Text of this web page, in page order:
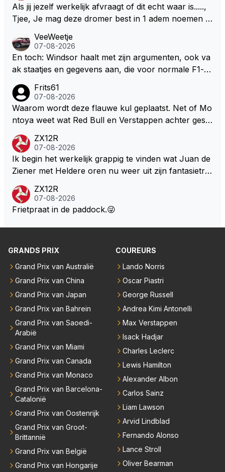
Als jij jezelf werkelijk afvraagt of dit echt waar is.....,
Tjee, Je mag deze dromer best in 1 adem noemen m
aar voordragen uit eigen geest. Kan mij voorstellen d
at je het leuk vindt sprookjes te luisteren maar heb jij
jezelf dan ook wel eens afgevraagd of de dappere b
ze wolff gesneden heeft?
VeeWeetje
07-08-2026
En toch: Windsor haalt met zijn argumenten, ook va
ak staatjes en gegevens aan, die voor normale F1-fa
okies made of your own dough" 🤣
Frits61
07-08-2026
Waarom wordt deze flauwe kul geplaatst. Net of Mo
ntoya weet wat Red Bull en Verstappen achter geslo
ZX12R
07-08-2026
Ik begin het werkelijk grappig te vinden wat Juan de
Ziener met Heldere oren nu weer uit zijn fantasietro
zijn eigen lege geest, of, hij behoort tot de intimi van
Team Verstappen...., Praten doet ie in iedergeval ma
ZX12R
07-08-2026
Frietpraat in de paddock.😜
GRANDS PRIX
Grand Prix van Australië
Grand Prix van China
Grand Prix van Japan
Grand Prix van Bahrein
Grand Prix van Saoedi-
Arabië
Grand Prix van Miami
Grand Prix van Canada
Grand Prix van Monaco
Grand Prix van Barcelona-
Catalonië
Grand Prix van Oostenrijk
Grand Prix van Groot-
Brittannië
Grand Prix van België
Grand Prix van Hongarije
COUREURS
Lando Norris
Oscar Piastri
George Russell
Andrea Kimi Antonelli
Max Verstappen
Isack Hadjar
Charles Leclerc
Lewis Hamilton
Alexander Albon
Carlos Sainz
Liam Lawson
Arvid Lindblad
Fernando Alonso
Lance Stroll
Oliver Bearman